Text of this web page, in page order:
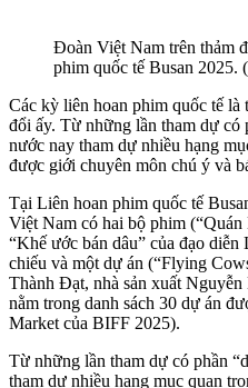
Đoàn Việt Nam trên thảm
phim quốc tế Busan
Các kỳ liên hoan phim quốc tế
đổi ấy. Từ những lần tham dự có
nước nay tham dự nhiều hạng
được giới chuyên môn chú ý và
Tại Liên hoan phim quốc tế
Việt Nam có hai bộ phim
“Khế ước bán dâu” của đạo
chiếu và một dự án (“Flying
Thành Đạt, nhà sản xuất
nằm trong danh sách 30 dự án
Market của BIFF 2025).
Từ những lần tham dự có phần
tham dự nhiều hạng mục quan